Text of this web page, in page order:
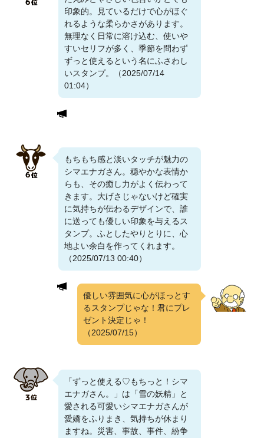
印象的。見ているだけで心がほぐ
れるような柔らかさがあります。
無理なく日常に溶け込む、使いや
すいセリフが多く、季節を問わず
ずっと使えるという名にふさわし
いスタンプ。（2025/07/14
01:04）
もちもち感と淡いタッチが魅力の
シマエナガさん。穏やかな表情か
らも、その癒し力がよく伝わって
きます。大げさじゃないけど確実
に気持ちが伝わるデザインで、誰
に送っても優しい印象を与えるス
タンプ。ふとしたやりとりに、心
地よい余白を作ってくれます。
（2025/07/13 00:40）
優しい雰囲気に心がほっとす
るスタンプじゃな！君にプレ
ゼント決定じゃ！
（2025/07/15）
「ずっと使える♡もちっと！シマ
エナガさん。」は「雪の妖精」と
愛される可愛いシマエナガさんが
愛嬌をふりまき、気持ちが休まり
ますね。災害、事故、事件、紛争